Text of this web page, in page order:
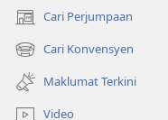
Cari Perjumpaan
(membuka
tetingkap
baharu)
Cari Konvensyen
(membuka
tetingkap
baharu)
Maklumat Terkini
Video